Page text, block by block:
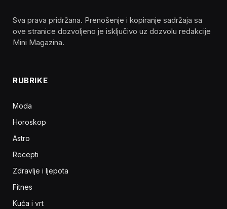
Sva prava pridržana. Prenošenje i kopiranje sadržaja sa
ove stranice dozvoljeno je isključivo uz dozvolu redakcije
Mini Magazina.
RUBRIKE
Moda
Horoskop
Astro
Recepti
Zdravlje i ljepota
Fitnes
Kuća i vrt